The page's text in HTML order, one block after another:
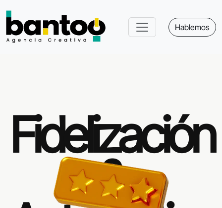
Hablemos
Fidelización
&